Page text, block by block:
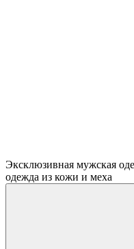
Эксклюзивная мужская
одежда из кожи и меха